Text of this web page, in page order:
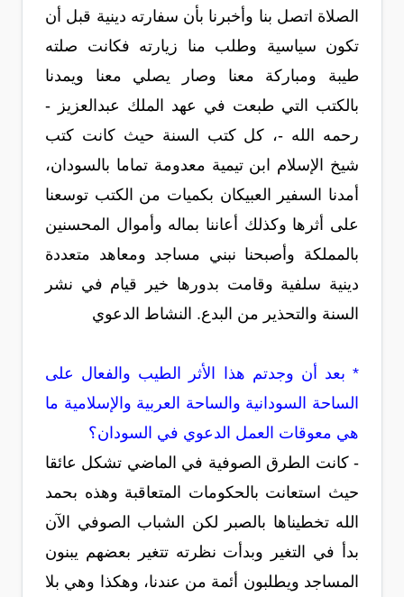
الصلاة اتصل بنا وأخبرنا بأن سفارته دينية قبل أن
تكون سياسية وطلب منا زيارته فكانت صلته
طيبة ومباركة معنا وصار يصلي معنا ويمدنا
بالكتب التي طبعت في عهد الملك عبدالعزيز -
رحمه الله -، كل كتب السنة حيث كانت كتب
شيخ الإسلام ابن تيمية معدومة تماما بالسودان،
أمدنا السفير العبيكان بكميات من الكتب توسعنا
على أثرها وكذلك أعاننا بماله وأموال المحسنين
بالمملكة وأصبحنا نبني مساجد ومعاهد متعددة
دينية سلفية وقامت بدورها خير قيام في نشر
السنة والتحذير من البدع. النشاط الدعوي
* بعد أن وجدتم هذا الأثر الطيب والفعال على
الساحة السودانية والساحة العربية والإسلامية ما
هي معوقات العمل الدعوي في السودان؟
- كانت الطرق الصوفية في الماضي تشكل عائقا
حيث استعانت بالحكومات المتعاقبة وهذه بحمد
الله تخطيناها بالصبر لكن الشباب الصوفي الآن
بدأ في التغير وبدأت نظرته تتغير بعضهم يبنون
المساجد ويطلبون أئمة من عندنا، وهكذا وهي بلا